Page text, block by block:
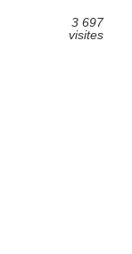
3 697
visites